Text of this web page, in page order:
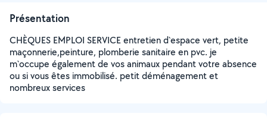
Présentation
CHÈQUES EMPLOI SERVICE entretien d`espace vert, petite
maçonnerie,peinture, plomberie sanitaire en pvc. je
m`occupe également de vos animaux pendant votre absence
ou si vous êtes immobilisé. petit déménagement et
nombreux services